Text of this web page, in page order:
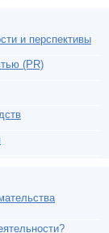
и перспективы
(PR)